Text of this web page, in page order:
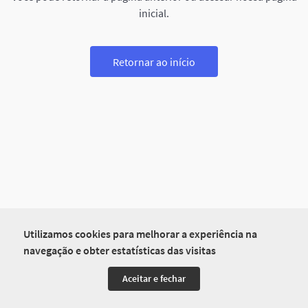
Utilizamos cookies para melhorar a experiência na
navegação e obter estatísticas das visitas
Aceitar e fechar
inicial.
Retornar ao início